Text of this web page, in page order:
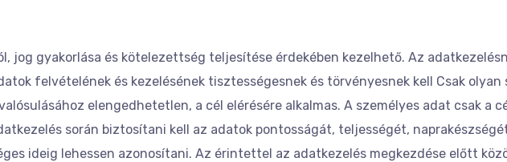
jog gyakorlása és kötelezettség teljesítése érdekében kezelhető. Az
felvételének és kezelésének tisztességesnek és törvényesnek kell Csak olyan
elengedhetetlen, a cél elérésére alkalmas. A személyes adat csak a
során biztosítani kell az adatok pontosságát, teljességét,
ideig lehessen azonosítani. Az érintettel az adatkezelés megkezdése előtt